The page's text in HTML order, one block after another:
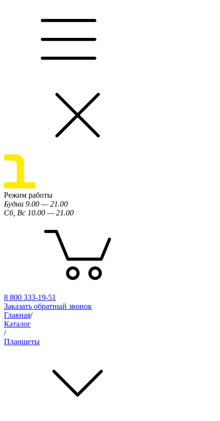
Режим работы
Будни 9.00 — 21.00
Сб, Вс 10.00 — 21.00
8 800 333-19-51
Заказать обратный звонок
Главная/
Каталог
/
Планшеты